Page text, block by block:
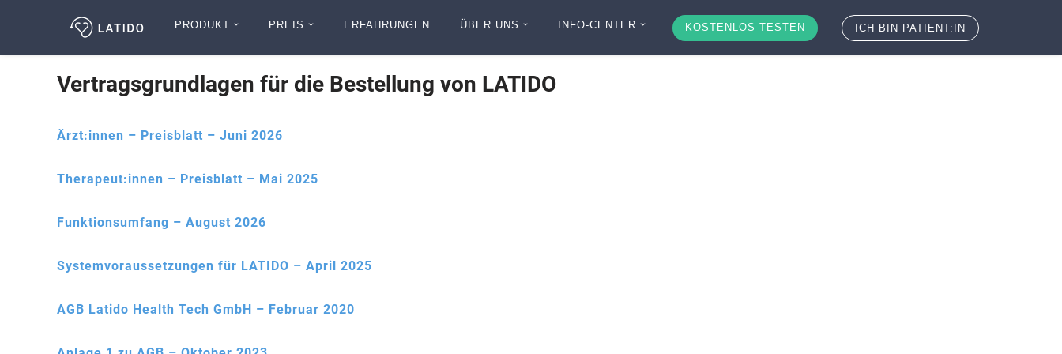
PRODUKT PREIS ERFAHRUNGEN ÜBER UNS INFO-CENTER KOSTENLOS TESTEN ICH BIN PATIENT:IN
Vertragsgrundlagen für die Bestellung von LATIDO
Ärzt:innen – Preisblatt – Juni 2026
Therapeut:innen – Preisblatt – Mai 2025
Funktionsumfang – August 2026
Systemvoraussetzungen für LATIDO – April 2025
AGB Latido Health Tech GmbH – Februar 2020